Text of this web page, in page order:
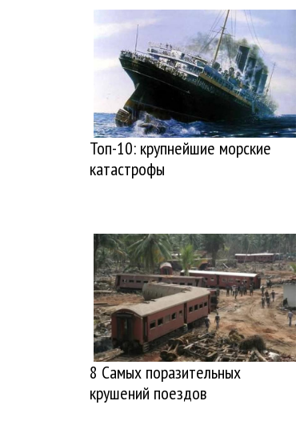
Топ-10: крупнейшие морские
катастрофы
8 Самых поразительных
крушений поездов